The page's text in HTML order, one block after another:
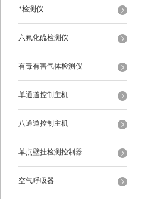
*检测仪
六氟化硫检测仪
有毒有害气体检测仪
单通道控制主机
八通道控制主机
单点壁挂检测控制器
空气呼吸器